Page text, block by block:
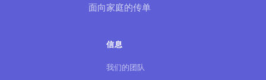
面向家庭的传单
信息
我们的团队